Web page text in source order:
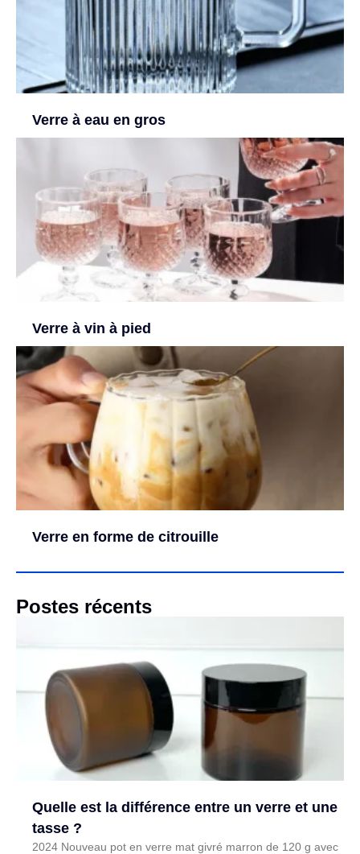
Verre à eau en gros
Verre à vin à pied
Verre en forme de citrouille
Postes récents
Quelle est la différence entre un verre et une
tasse ?
2024 Nouveau pot en verre mat givré marron de 120 g avec